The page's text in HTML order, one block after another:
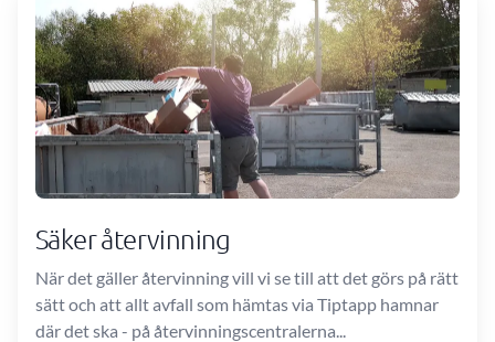
Säker återvinning
När det gäller återvinning vill vi se till att det görs på rätt
sätt och att allt avfall som hämtas via Tiptapp hamnar
där det ska - på återvinningscentralerna...